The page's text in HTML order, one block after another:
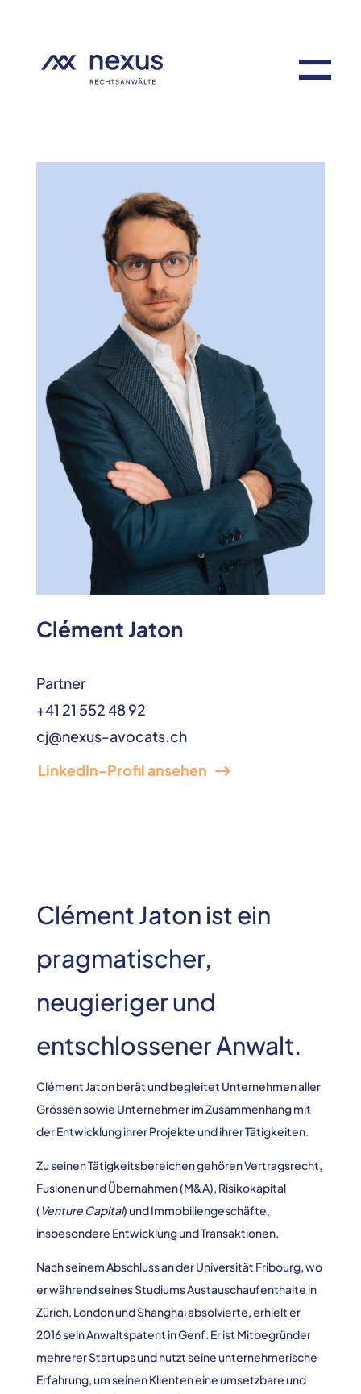
Clément Jaton
Partner
+41 21 552 48 92
cj@nexus-avocats.ch
LinkedIn-Profil ansehen
Clément Jaton ist ein
pragmatischer,
neugieriger und
entschlossener Anwalt.
Clément Jaton berät und begleitet Unternehmen aller
Grössen sowie Unternehmer im Zusammenhang mit
der Entwicklung ihrer Projekte und ihrer Tätigkeiten.
Zu seinen Tätigkeitsbereichen gehören Vertragsrecht,
Fusionen und Übernahmen (M&A), Risikokapital
(Venture Capital) und Immobiliengeschäfte,
insbesondere Entwicklung und Transaktionen.
Nach seinem Abschluss an der Universität Fribourg, wo
er während seines Studiums Austauschaufenthalte in
Zürich, London und Shanghai absolvierte, erhielt er
2016 sein Anwaltspatent in Genf. Er ist Mitbegründer
mehrerer Startups und nutzt seine unternehmerische
Erfahrung, um seinen Klienten eine umsetzbare und